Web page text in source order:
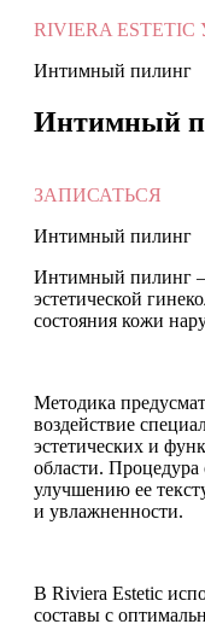
RIVIERA ESTETIC
Интимный пилинг
Интимный
ЗАПИСАТЬСЯ
Интимный пилинг
Интимный пилинг —
эстетической
состояния кожи
Методика
воздействие
эстетических и
области.
улучшению ее
и увлажненности.
В Riviera Estetic
составы с